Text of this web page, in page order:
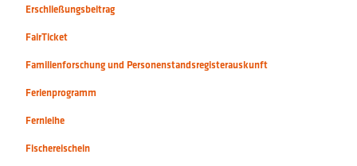
Erschließungsbeitrag
FairTicket
Familienforschung und Personenstandsregisterauskunft
Ferienprogramm
Fernleihe
Fischereischein